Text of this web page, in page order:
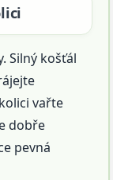
Silný košťál
vařte
dobře
pevná